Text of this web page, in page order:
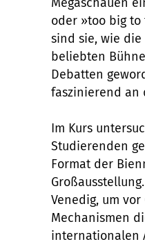
oder »too big to
sind sie, wie die
beliebten
Debatten
faszinierend an
Im Kurs
Studierenden
Format der
Venedig, um vor
Mechanismen
internationalen